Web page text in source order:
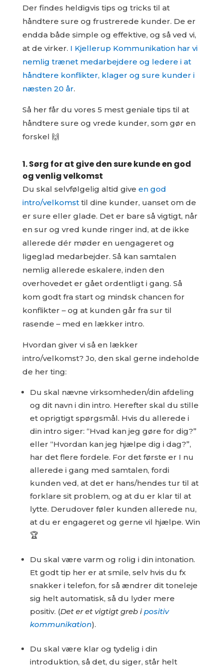
Der findes heldigvis tips og tricks til at
håndtere sure og frustrerede kunder. De er
endda både simple og effektive, og så ved vi,
at de virker. I Kjellerup Kommunikation har vi
nemlig trænet medarbejdere og ledere i at
håndtere konflikter, klager og sure kunder i
næsten 20 år.
Så her får du vores 5 mest geniale tips til at
håndtere sure og vrede kunder, som gør en
forskel 🙌
1. Sørg for at give den sure kunde en god
og venlig velkomst
Du skal selvfølgelig altid give en god
intro/velkomsttil dine kunder, uanset om de
er sure eller glade. Det er bare så vigtigt, når
en sur og vred kunde ringer ind, at de ikke
allerede dér møder en uengageret og
ligeglad medarbejder. Så kan samtalen
nemlig allerede eskalere, inden den
overhovedet er gået ordentligt i gang. Så
kom godt fra start og mindsk chancen for
konflikter – og at kunden går fra sur til
rasende – med en lækker intro.
Hvordan giver vi så en lækker
intro/velkomst? Jo, den skal gerne indeholde
de her ting:
Du skal nævne virksomheden/din afdeling
og dit navn i din intro. Herefter skal du stille
et oprigtigt spørgsmål. Hvis du allerede i
din intro siger: “Hvad kan jeg gøre for dig?”
eller “Hvordan kan jeg hjælpe dig i dag?”,
har det flere fordele. For det første er I nu
allerede i gang med samtalen, fordi
kunden ved, at det er hans/hendes tur til at
forklare sit problem, og at du er klar til at
lytte. Derudover føler kunden allerede nu,
at du er engageret og gerne vil hjælpe. Win
🏆
Du skal være varm og rolig i din intonation.
Et godt tip her er at smile, selv hvis du fx
snakker i telefon, for så ændrer dit toneleje
sig helt automatisk, så du lyder mere
positiv. (Det er et vigtigt greb ipositiv
kommunikation).
Du skal være klar og tydelig i din
introduktion, så det, du siger, står helt